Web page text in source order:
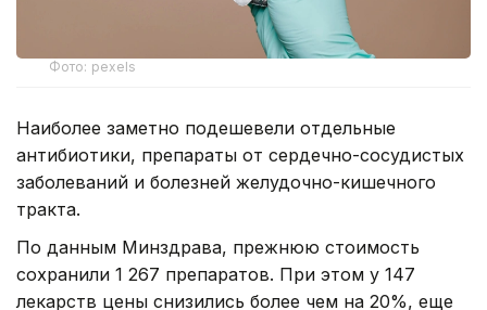
Фото: pexels
Наиболее заметно подешевели отдельные
антибиотики, препараты от сердечно-сосудистых
заболеваний и болезней желудочно-кишечного
тракта.
По данным Минздрава, прежнюю стоимость
сохранили 1 267 препаратов. При этом у 147
лекарств цены снизились более чем на 20%, еще